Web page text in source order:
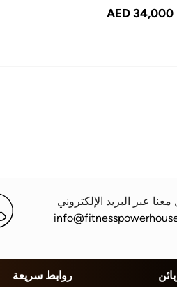
AED 34,000
عبر البريد الإلكتروني
روابط سريعة